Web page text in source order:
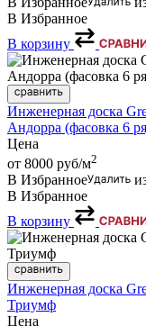
В Избранное
В корзину
Инженерная доска
Андорра (фасовка 6
Цена
от 8000 руб/м2
В Избранное
В Избранное
В корзину
Инженерная доска
Триумф
Цена